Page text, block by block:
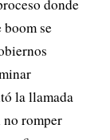
donde
se
la llamada
romper